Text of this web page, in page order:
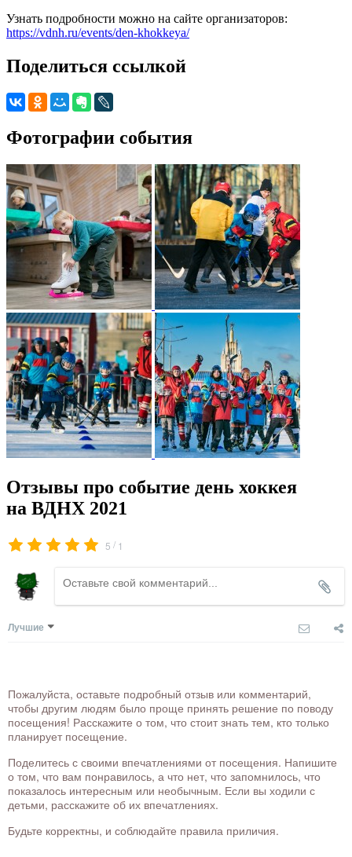
Узнать подробности можно на сайте организаторов:
https://vdnh.ru/events/den-khokkeya/
Поделиться ссылкой
Фотографии события
Отзывы про событие день хоккея
на ВДНХ 2021
5 / 1
Лучшие
Пожалуйста, оставьте подробный отзыв или комментарий,
чтобы другим людям было проще принять решение по поводу
посещения! Расскажите о том, что стоит знать тем, кто только
планирует посещение.
Поделитесь с своими впечатлениями от посещения. Напишите
о том, что вам понравилось, а что нет, что запомнилось, что
показалось интересным или необычным. Если вы ходили с
детьми, расскажите об их впечатлениях.
Будьте корректны, и соблюдайте правила приличия.